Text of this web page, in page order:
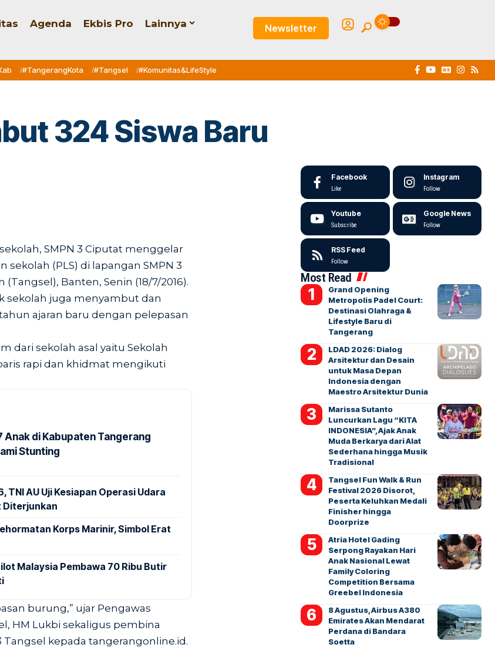
Agenda Ekbis Pro Lainnya Newsletter
#TangerangKota #Tangsel #Komunitas&LifeStyle
324 Siswa Baru
SMPN 3 Ciputat menggelar
(PLS) di lapangan SMPN 3
Banten, Senin (18/7/2016).
sekolah juga menyambut dan
ajaran baru dengan pelepasan
dari sekolah asal yaitu Sekolah
rapi dan khidmat mengikuti
Anak di Kabupaten Tangerang
Stunting
AU Uji Kesiapan Operasi Udara
Diterjunkan
Korps Marinir, Simbol Erat
Malaysia Pembawa 70 Ribu Butir
burung,” ujar Pengawas
HM Lukbi sekaligus pembina
Tangsel kepada tangerangonline.id.
Facebook
Like
Instagram
Follow
Youtube
Subscribe
Google News
Follow
RSS Feed
Follow
Most Read
Grand Opening
Metropolis Padel Court:
Destinasi Olahraga &
Lifestyle Baru di
Tangerang
LDAD 2026: Dialog
Arsitektur dan Desain
untuk Masa Depan
Indonesia dengan
Maestro Arsitektur Dunia
Marissa Sutanto
Luncurkan Lagu “KITA
INDONESIA”, Ajak Anak
Muda Berkarya dari Alat
Sederhana hingga Musik
Tradisional
Tangsel Fun Walk & Run
Festival 2026 Disorot,
Peserta Keluhkan Medali
Finisher hingga
Doorprize
Atria Hotel Gading
Serpong Rayakan Hari
Anak Nasional Lewat
Family Coloring
Competition Bersama
Greebel Indonesia
8 Agustus, Airbus A380
Emirates Akan Mendarat
Perdana di Bandara
Soetta